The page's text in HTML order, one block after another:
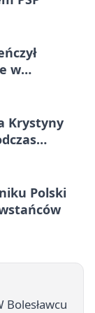
w
Krystyny
Polski